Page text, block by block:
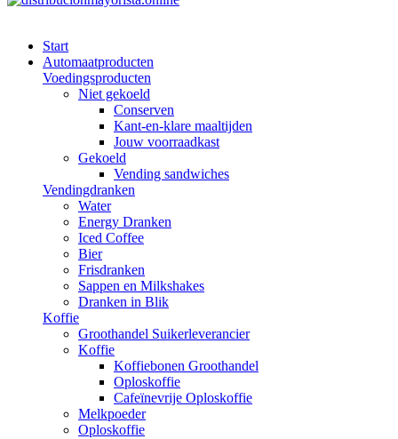
Start
Automaatproducten
Voedingsproducten
Niet gekoeld
Conserven
Kant-en-klare maaltijden
Jouw voorraadkast
Gekoeld
Vending sandwiches
Vendingdranken
Water
Energy Dranken
Iced Coffee
Bier
Frisdranken
Sappen en Milkshakes
Dranken in Blik
Koffie
Groothandel Suikerleverancier
Koffie
Koffiebonen Groothandel
Oploskoffie
Cafeïnevrije Oploskoffie
Melkpoeder
Oploskoffie